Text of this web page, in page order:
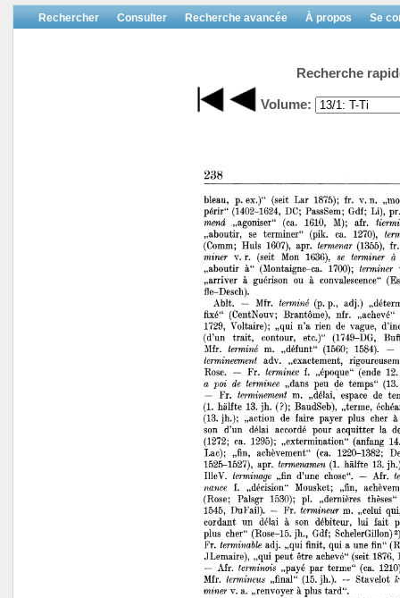
Rechercher Consulter Recherche avancée À propos Se
Recherche
Volume: